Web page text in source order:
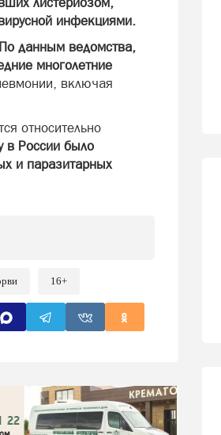
инфекциями.
данным ведомства,
многолетние
включая
относительно
в России было
и паразитарных
16+